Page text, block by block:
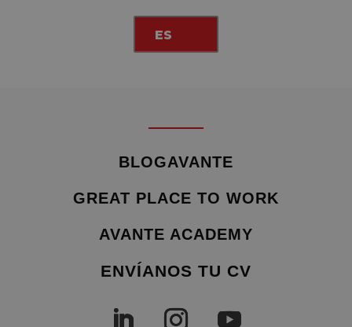
ES
BLOGAVANTE
GREAT PLACE TO WORK
AVANTE ACADEMY
ENVÍANOS TU CV